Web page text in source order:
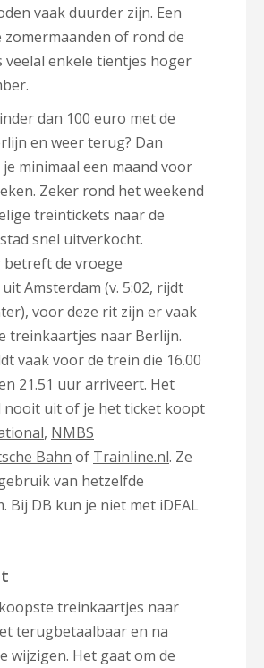
vaak duurder zijn. Een
zomermaanden of rond de
veelal enkele tientjes hoger
dan 100 euro met de
en weer terug? Dan
minimaal een maand voor
Zeker rond het weekend
treintickets naar de
snel uitverkocht.
de vroege
Amsterdam (v. 5:02, rijdt
voor deze rit zijn er vaak
treinkaartjes naar Berlijn.
vaak voor de trein die 16.00
21.51 uur arriveert. Het
nooit uit of je het ticket koopt
, NMBS
Bahn of Trainline.nl. Ze
van hetzelfde
Bij DB kun je niet met iDEAL
treinkaartjes naar
terugbetaalbaar en na
wijzigen. Het gaat om de